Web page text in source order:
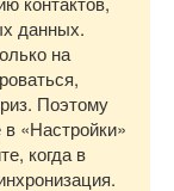
данных.
на
Поэтому
«Настройки»
когда в